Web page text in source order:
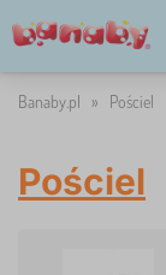
Banaby.pl » Pościel
Pościel